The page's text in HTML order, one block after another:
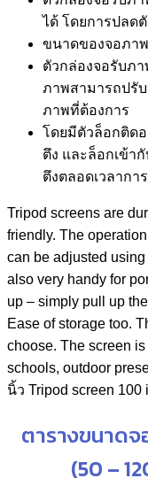
ได้ โดยการปลด
ขนาดของจอภาพ
ตัวกล่องจอรับภ
ภาพสามารถปรั
ภาพที่ต้องการ
โดยมีตัวล็อกติดอ
ตึง และล็อกเข้า
ตึงตลอดเวลากา
Tripod screens are
friendly. The
can be adjusted
also very handy for
up – simply pull up
Ease of storage too.
choose. The screen
schools, outdoor
นิ้ว Tripod screen 100
ตารางขนาดจ
(50 –